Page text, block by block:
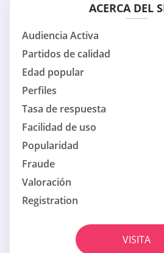
ACERCA DEL
Audiencia Activa
Partidos de calidad
Edad popular
Perfiles
Tasa de respuesta
Facilidad de uso
Popularidad
Fraude
Valoración
Registration
VISITA